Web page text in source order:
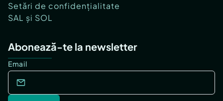
Setări de confidențialitate
SAL și SOL
Abonează-te la newsletter
Email